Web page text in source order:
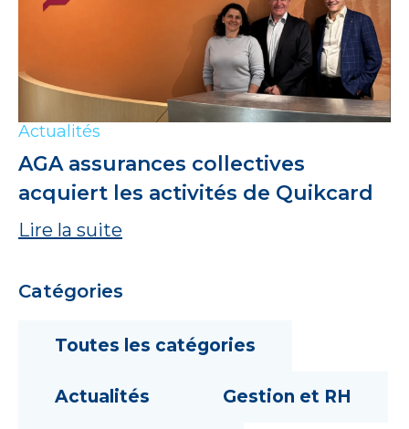
Actualités
AGA assurances collectives
acquiert les activités de Quikcard
Lire la suite
Catégories
Toutes les catégories
Actualités Gestion et RH